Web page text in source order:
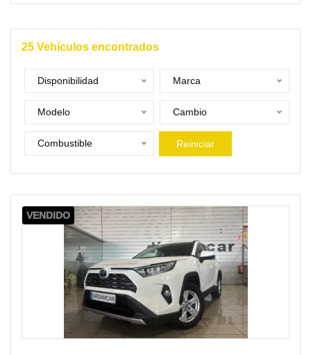
25 Vehículos encontrados
Disponibilidad Marca
Modelo Cambio
Combustible Reiniciar
VENDIDO